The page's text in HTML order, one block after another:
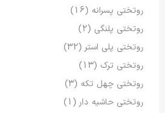
روتختی پسرانه (16)
روتختی پلنگی (2)
روتختی پلی استر (32)
روتختی ترک (13)
روتختی چهل تکه (3)
روتختی حاشیه دار (1)